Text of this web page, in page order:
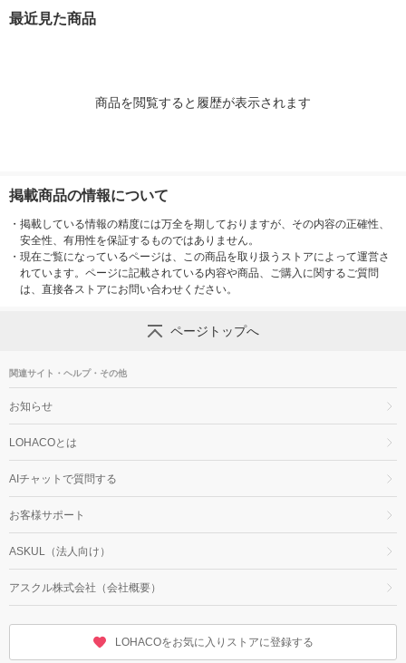
最近見た商品
商品を閲覧すると履歴が表示されます
掲載商品の情報について
・ 掲載している情報の精度には万全を期しておりますが、その内容の正確性、
安全性、有用性を保証するものではありません。
・ 現在ご覧になっているページは、この商品を取り扱うストアによって運営さ
れています。ページに記載されている内容や商品、ご購入に関するご質問
は、直接各ストアにお問い合わせください。
ページトップへ
関連サイト・ヘルプ・その他
お知らせ
LOHACOとは
AIチャットで質問する
お客様サポート
ASKUL（法人向け）
アスクル株式会社（会社概要）
LOHACOをお気に入りストアに登録する